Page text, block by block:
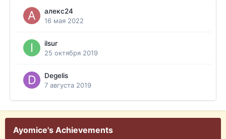
алекс24
16 мая 2022
ilsur
25 октября 2019
Degelis
7 августа 2019
Ayomice's Achievements